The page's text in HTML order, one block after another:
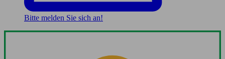
Bitte melden Sie sich an!